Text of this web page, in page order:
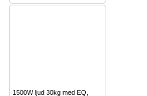
1500W ljud 30kg med EQ,